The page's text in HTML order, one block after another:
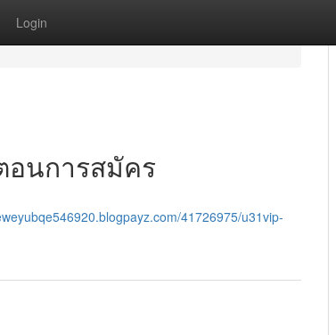
Login
อนการสมัคร
41726975/u31vip-